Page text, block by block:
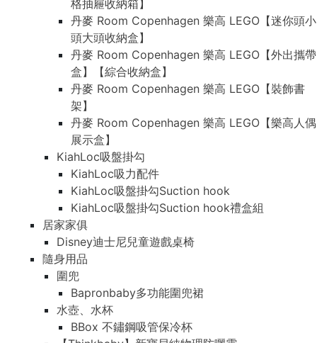
格抽屜收納箱】
丹麥 Room Copenhagen 樂高 LEGO【迷你頭小
頭大頭收納盒】
丹麥 Room Copenhagen 樂高 LEGO【外出攜帶
盒】【綜合收納盒】
丹麥 Room Copenhagen 樂高 LEGO【裝飾書
架】
丹麥 Room Copenhagen 樂高 LEGO【樂高人偶
展示盒】
KiahLoc吸盤掛勾
KiahLoc吸力配件
KiahLoc吸盤掛勾Suction hook
KiahLoc吸盤掛勾Suction hook禮盒組
居家家俱
Disney迪士尼兒童遊戲桌椅
隨身用品
圍兜
Bapronbaby多功能圍兜裙
水壺、水杯
BBox 不鏽鋼吸管保冷杯